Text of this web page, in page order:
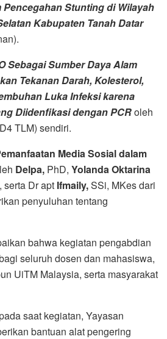
Stunting di Wilayah
Kabupaten Tanah Datar
Sebagai Sumber Daya Alam
Tekanan Darah, Kolesterol,
Luka Infeksi karena
Diidenfikasi dengan PCRoleh
TLM) sendiri.
Media Sosial dalam
Delpa, PhD, Yolanda Oktarina
serta Dr apt Ifmaily,SSi, MKes dari
penyuluhan tentang
bahwa kegiatan pengabdian
seluruh dosen dan mahasiswa,
UiTM Malaysia, serta masyarakat
saat kegiatan, Yayasan
bantuan alat pengering